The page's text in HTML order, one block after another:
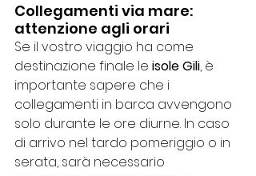
Collegamenti via mare:
attenzione agli orari
Se il vostro viaggio ha come
destinazione finale le isole Gili, è
importante sapere che i
collegamenti in barca avvengono
solo durante le ore diurne. In caso
di arrivo nel tardo pomeriggio o in
serata, sarà necessario